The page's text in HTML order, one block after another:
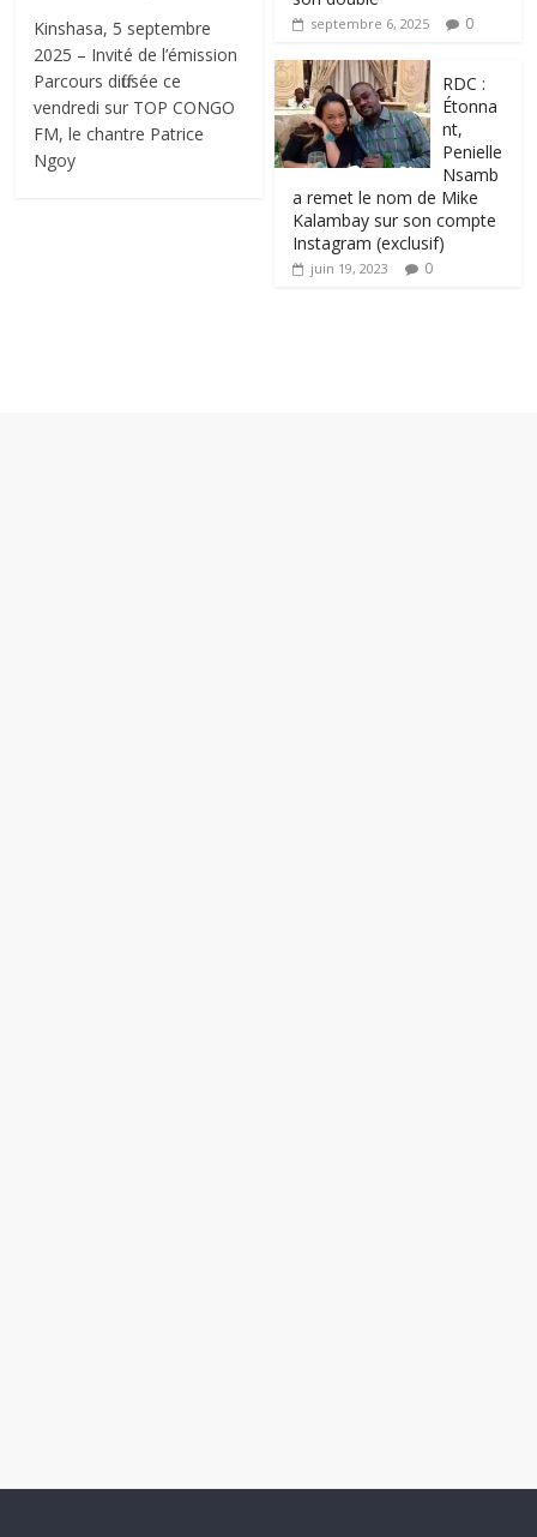
Kinshasa, 5 septembre
2025 – Invité de l’émission
Parcours diffusée ce
vendredi sur TOP CONGO
FM, le chantre Patrice
Ngoy
septembre 6, 2025 0
RDC :
Étonna
nt,
Penielle
Nsamb
a remet le nom de Mike
Kalambay sur son compte
Instagram (exclusif)
juin 19, 2023 0